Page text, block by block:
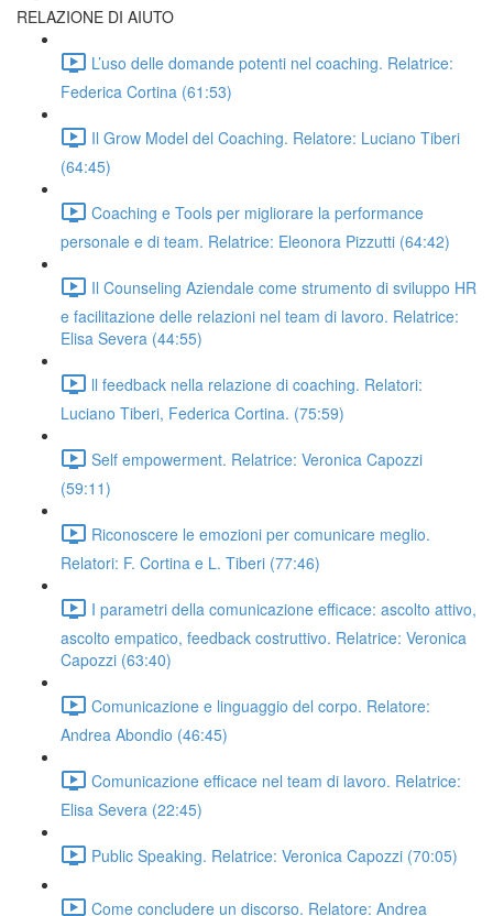
RELAZIONE DI AIUTO
L’uso delle domande potenti nel coaching. Relatrice:
Federica Cortina (61:53)
Il Grow Model del Coaching. Relatore: Luciano Tiberi
(64:45)
Coaching e Tools per migliorare la performance
personale e di team. Relatrice: Eleonora Pizzutti (64:42)
Il Counseling Aziendale come strumento di sviluppo HR
e facilitazione delle relazioni nel team di lavoro. Relatrice:
Elisa Severa (44:55)
ll feedback nella relazione di coaching. Relatori:
Luciano Tiberi, Federica Cortina. (75:59)
Self empowerment. Relatrice: Veronica Capozzi
(59:11)
Riconoscere le emozioni per comunicare meglio.
Relatori: F. Cortina e L. Tiberi (77:46)
I parametri della comunicazione efficace: ascolto attivo,
ascolto empatico, feedback costruttivo. Relatrice: Veronica
Capozzi (63:40)
Comunicazione e linguaggio del corpo. Relatore:
Andrea Abondio (46:45)
Comunicazione efficace nel team di lavoro. Relatrice:
Elisa Severa (22:45)
Public Speaking. Relatrice: Veronica Capozzi (70:05)
Come concludere un discorso. Relatore: Andrea